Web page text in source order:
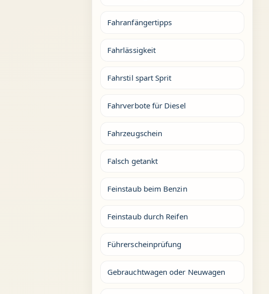
Fahranfängertipps
Fahrlässigkeit
Fahrstil spart Sprit
Fahrverbote für Diesel
Fahrzeugschein
Falsch getankt
Feinstaub beim Benzin
Feinstaub durch Reifen
Führerscheinprüfung
Gebrauchtwagen oder Neuwagen